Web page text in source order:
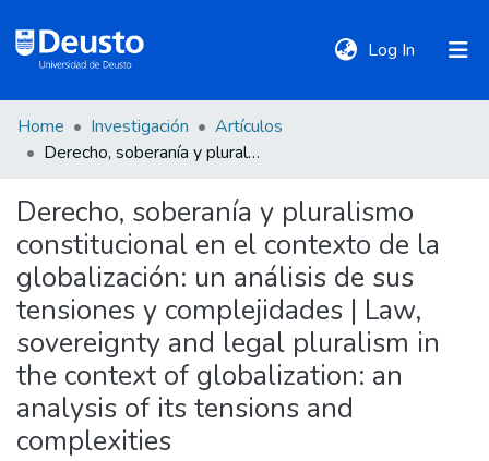
Log In (current)
DeustoTeka
Communities
&
Collections
All of DSpace
Statistics
Home Investigación
Artículos
Derecho, soberanía y pluralismo constitucional en el contexto de la globalización: un análisis de sus tensiones y complejidades | Law, sovereignty and legal pluralism in the context of globalization: an analysis of its tensions and complexities
Derecho, soberanía y pluralismo
constitucional en el contexto de la
globalización: un análisis de sus
tensiones y complejidades | Law,
sovereignty and legal pluralism in
the context of globalization: an
analysis of its tensions and
complexities